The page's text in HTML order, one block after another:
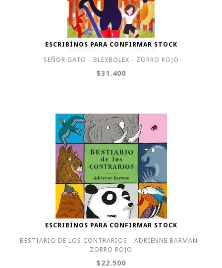
ESCRIBÍNOS PARA CONFIRMAR STOCK
SEÑOR GATO - BLEXBOLEX - ZORRO ROJO
$31.400
ESCRIBÍNOS PARA CONFIRMAR STOCK
BESTIARIO DE LOS CONTRARIOS - ADRIENNE BARMAN -
ZORRO ROJO
$22.500